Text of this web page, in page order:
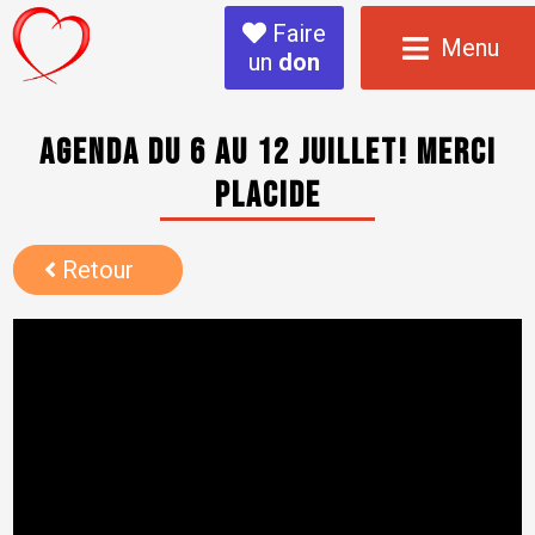
Faire
un don Menu
Agenda du 6 au 12 juillet! Merci
Placide
Retour